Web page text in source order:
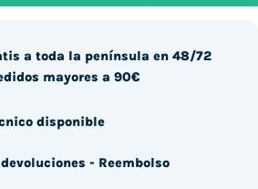
a toda la península en 48/72
mayores a 90€
disponible
- Reembolso